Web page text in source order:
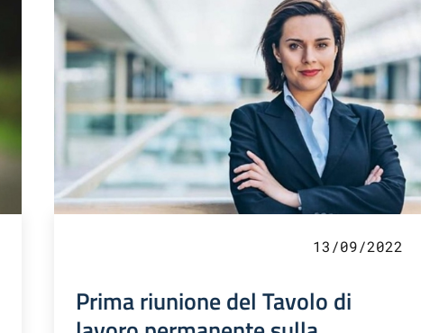
13/09/2022
Prima riunione del Tavolo di